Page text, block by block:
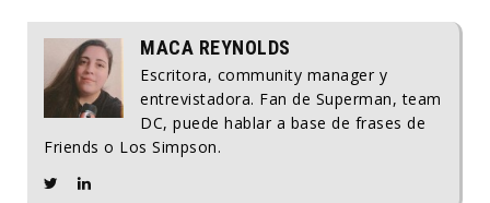
MACA REYNOLDS
Escritora, community manager y
entrevistadora. Fan de Superman, team
DC, puede hablar a base de frases de
Friends o Los Simpson.